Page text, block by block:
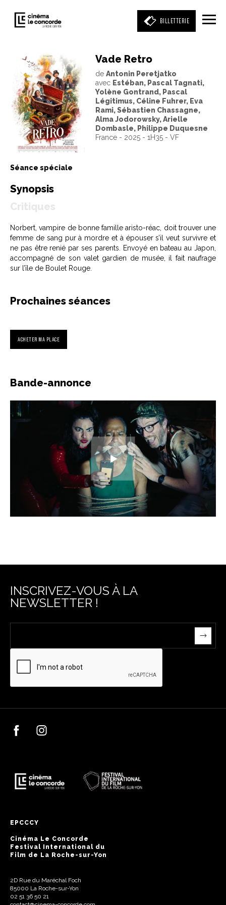
BILLETTERIE
Entrez votre mot clé
(film, réalisateur, acteur, événement)
Vade Retro
de Antonin Peretjatko
avec Estéban, Pascal Tagnati,
Yolène Gontrand, Pascal
Légitimus, Céline Fuhrer, Eva
Rami, Sébastien Chassagne,
Alma Jodorowsky, Arielle
Dombasle, Philippe Duquesne
France - 2025 - 1H35 - VF
Séance spéciale
Synopsis
Norbert, vampire de bonne famille aristo-réac, doit trouver une
femme de sang pur à mordre et à épouser s’il veut survivre et
ne pas être renié par ses parents. Envoyé en bateau au Japon,
accompagné de son valet gardien de musée, il fait naufrage
sur l’île de Boulet Rouge.
Prochaines séances
ACHETER MA PLACE
Bande-annonce
INSCRIVEZ-VOUS À LA
NEWSLETTER !
EPCCCY
Cinéma Le Concorde
Festival International du
Film de La Roche-sur-Yon
2D Rue du Maréchal Foch
85000 La Roche-sur-Yon
02 51 36 50 21